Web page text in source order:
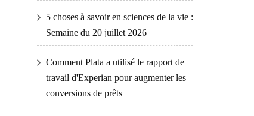
5 choses à savoir en sciences de la vie :
Semaine du 20 juillet 2026
Comment Plata a utilisé le rapport de
travail d'Experian pour augmenter les
conversions de prêts